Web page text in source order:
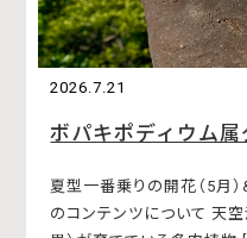
2026.7.21
ボパキポディウム
夏型一番乗りの開花（5月
のコンテンツについて 天空